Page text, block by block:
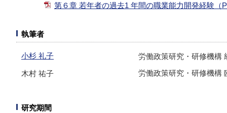
第６章 若年者の過去1 年間の職業能力開発経験（
執筆者
小杉 礼子 労働政策研究・研修機構
木村 祐子 労働政策研究・研修機構
研究期間